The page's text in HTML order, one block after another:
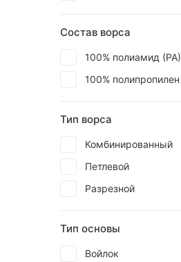
Состав ворса
100% полиамид (РА)
100% полипропилен
Тип ворса
Комбинированный
Петлевой
Разрезной
Тип основы
Войлок